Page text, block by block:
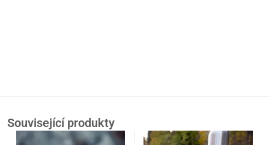
Související produkty